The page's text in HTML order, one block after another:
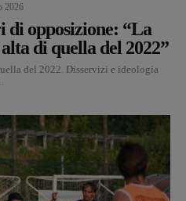
2026
di opposizione: “La
di quella del 2022”
del 2022. Disservizi e ideologia